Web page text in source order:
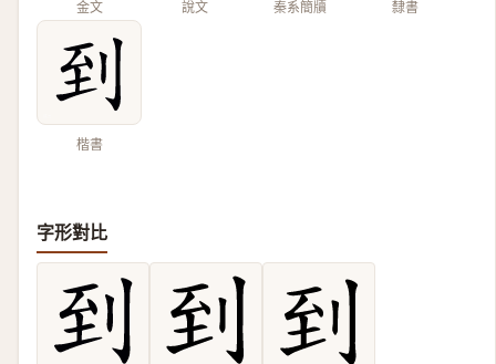
金文 說文 秦系簡牘 隸書
楷書
字形對比